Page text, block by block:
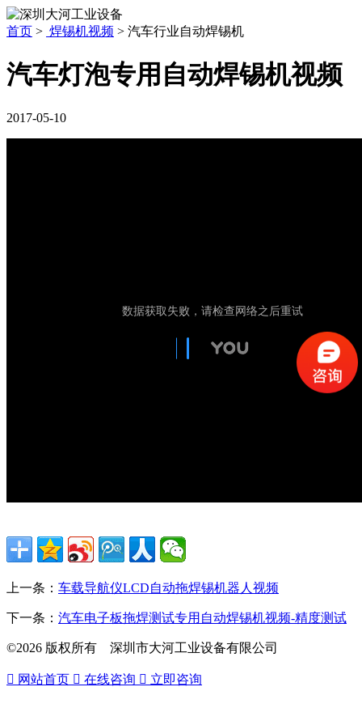
首页 > 焊锡机视频 > 汽车行业自动焊锡机
汽车灯泡专用自动焊锡机视频
2017-05-10
上一条： 车载导航仪LCD自动拖焊锡机器人视频
下一条： 汽车电子板拖焊测试专用自动焊锡机视频-精度测试
©2026 版权所有 深圳市大河工业设备有限公司
 网站首页  在线咨询  立即咨询